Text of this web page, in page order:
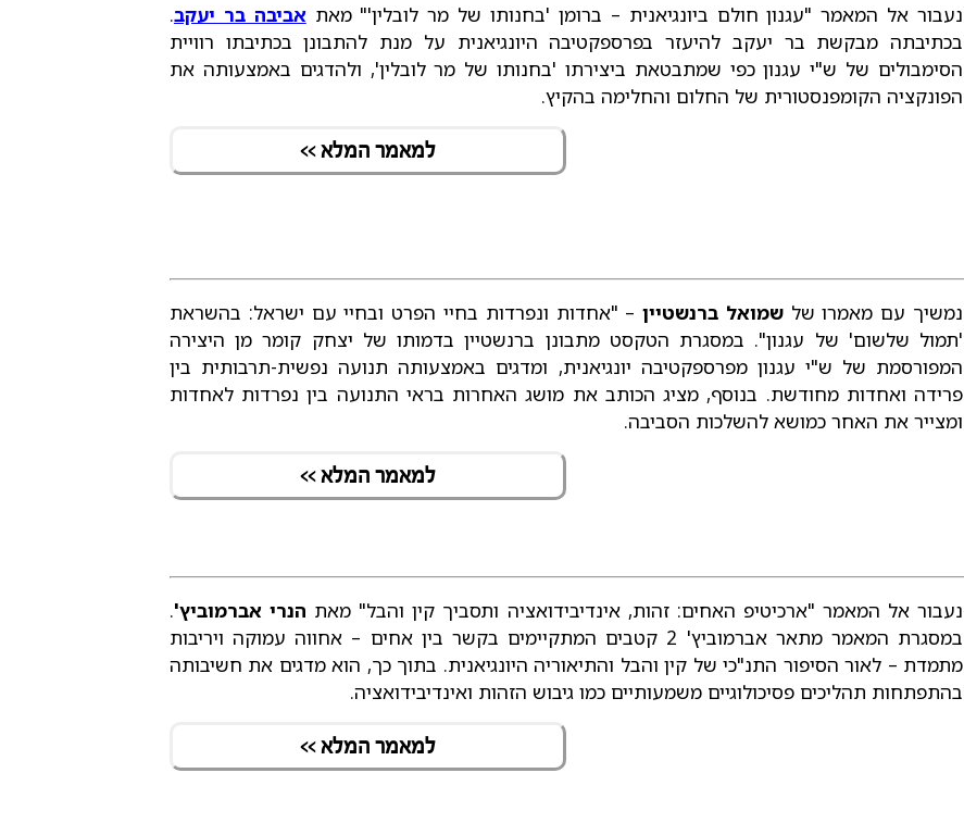
נעבור אל המאמר "עגנון חולם ביונגיאנית – ברומן 'בחנותו של מר לובלין'" מאתאביבה בר יעקב.
בכתיבתה מבקשת בר יעקב להיעזר בפרספקטיבה היונגיאנית על מנת להתבונן בכתיבתו רוויית
הסימבולים של ש"י עגנון כפי שמתבטאת ביצירתו 'בחנותו של מר לובלין', ולהדגים באמצעותה את
הפונקציה הקומפנסטורית של החלום והחלימה בהקיץ.
למאמר המלא >>
נמשיך עם מאמרו שלשמואל ברנשטיין– "אחדות ונפרדות בחיי הפרט ובחיי עם ישראל: בהשראת
'תמול שלשום' של עגנון". במסגרת הטקסט מתבונן ברנשטיין בדמותו של יצחק קומר מן היצירה
המפורסמת של ש"י עגנון מפרספקטיבה יונגיאנית, ומדגים באמצעותה תנועה נפשית-תרבותית בין
פרידה ואחדות מחודשת. בנוסף, מציג הכותב את מושג האחרות בראי התנועה בין נפרדות לאחדות
ומצייר את האחר כמושא להשלכות הסביבה.
למאמר המלא >>
נעבור אל המאמר "ארכיטיפ האחים: זהות, אינדיבידואציה ותסביך קין והבל" מאת הנרי אברמוביץ'.
במסגרת המאמר מתאר אברמוביץ' 2 קטבים המתקיימים בקשר בין אחים – אחווה עמוקה ויריבות
מתמדת – לאור הסיפור התנ"כי של קין והבל והתיאוריה היונגיאנית. בתוך כך, הוא מדגים את חשיבותה
בהתפתחות תהליכים פסיכולוגיים משמעותיים כמו גיבוש הזהות ואינדיבידואציה.
למאמר המלא >>